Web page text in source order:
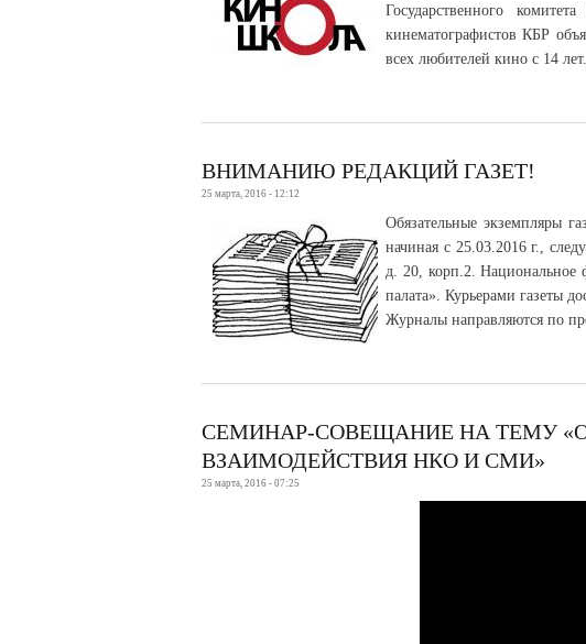
Государственного
кинематографистов КБР
всех любителей кино с 14 лет.
ВНИМАНИЮ РЕДАКЦИЙ ГАЗЕТ!
25 марта, 2016 - 12:12
Обязательные экземпляры
начиная с 25.03.2016 г.,
д. 20, корп.2.
палата». Курьерами газеты
Журналы направляются по
СЕМИНАР-СОВЕЩАНИЕ НА ТЕМУ
ВЗАИМОДЕЙСТВИЯ НКО И СМИ»
25 марта, 2016 - 07:25